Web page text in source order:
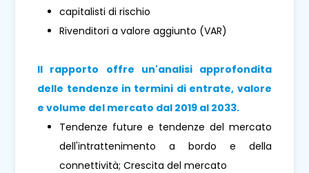
capitalisti di rischio
Rivenditori a valore aggiunto (VAR)
Il rapporto offre un'analisi approfondita
delle tendenze in termini di entrate, valore
e volume del mercato dal 2019 al 2033.
Tendenze future e tendenze del mercato
dell'intrattenimento a bordo e della
connettività; Crescita del mercato